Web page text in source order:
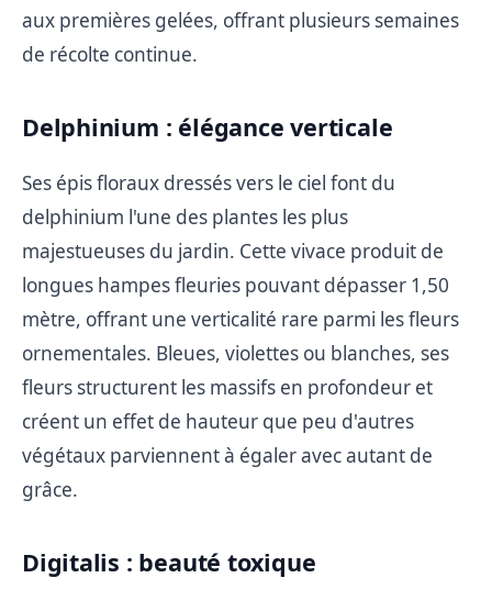
aux premières gelées, offrant plusieurs semaines
de récolte continue.
Delphinium : élégance verticale
Ses épis floraux dressés vers le ciel font du
delphinium l'une des plantes les plus
majestueuses du jardin. Cette vivace produit de
longues hampes fleuries pouvant dépasser 1,50
mètre, offrant une verticalité rare parmi les fleurs
ornementales. Bleues, violettes ou blanches, ses
fleurs structurent les massifs en profondeur et
créent un effet de hauteur que peu d'autres
végétaux parviennent à égaler avec autant de
grâce.
Digitalis : beauté toxique